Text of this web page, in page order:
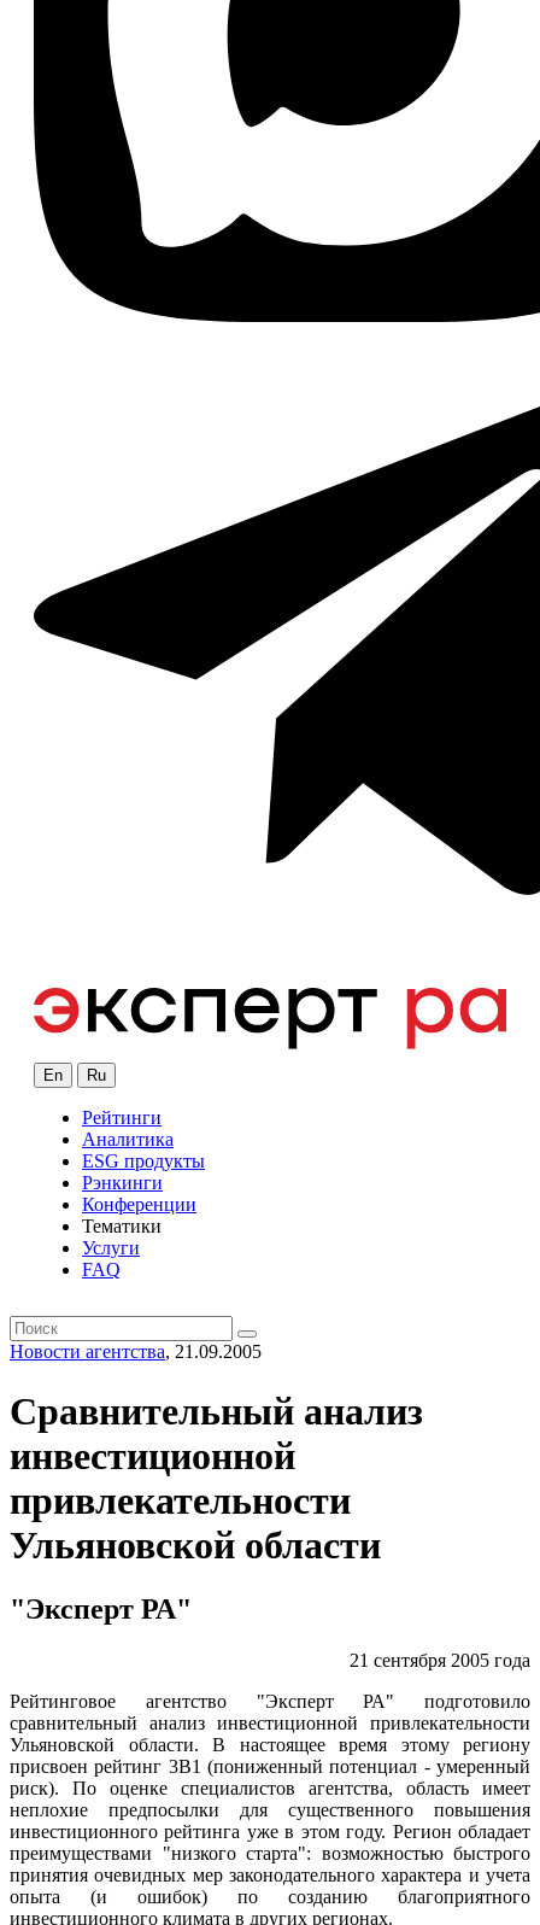
En Ru
Рейтинги
Аналитика
ESG продукты
Рэнкинги
Конференции
Тематики
Услуги
FAQ
Новости агентства, 21.09.2005
Сравнительный анализ
инвестиционной
привлекательности
Ульяновской области
"Эксперт РА"
21 сентября 2005 года
Рейтинговое агентство "Эксперт РА" подготовило
сравнительный анализ инвестиционной привлекательности
Ульяновской области. В настоящее время этому региону
присвоен рейтинг 3B1 (пониженный потенциал - умеренный
риск). По оценке специалистов агентства, область имеет
неплохие предпосылки для существенного повышения
инвестиционного рейтинга уже в этом году. Регион обладает
преимуществами "низкого старта": возможностью быстрого
принятия очевидных мер законодательного характера и учета
опыта (и ошибок) по созданию благоприятного
инвестиционного климата в других регионах.